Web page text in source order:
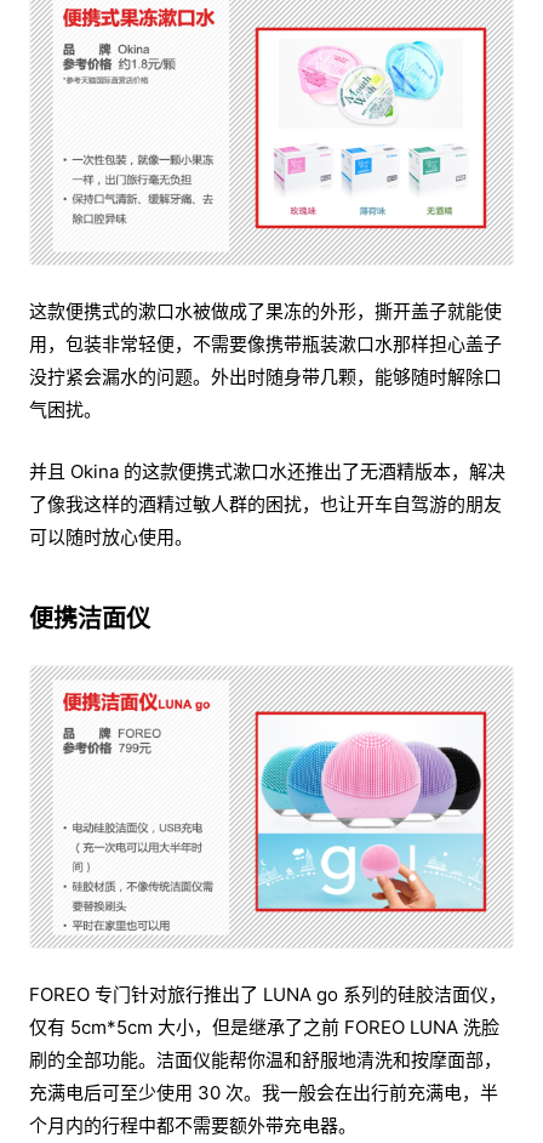
这款便携式的漱口水被做成了果冻的外形，撕开盖子就能使
用，包装非常轻便，不需要像携带瓶装漱口水那样担心盖子
没拧紧会漏水的问题。外出时随身带几颗，能够随时解除口
气困扰。
并且 Okina 的这款便携式漱口水还推出了无酒精版本，解决
了像我这样的酒精过敏人群的困扰，也让开车自驾游的朋友
可以随时放心使用。
便携洁面仪
FOREO 专门针对旅行推出了 LUNA go 系列的硅胶洁面仪，
仅有 5cm*5cm 大小，但是继承了之前 FOREO LUNA 洗脸
刷的全部功能。洁面仪能帮你温和舒服地清洗和按摩面部，
充满电后可至少使用 30 次。我一般会在出行前充满电，半
个月内的行程中都不需要额外带充电器。